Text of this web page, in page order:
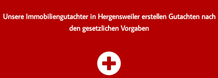
Unsere Immobiliengutachter in Hergensweiler erstellen Gutachten nach
den gesetzlichen Vorgaben